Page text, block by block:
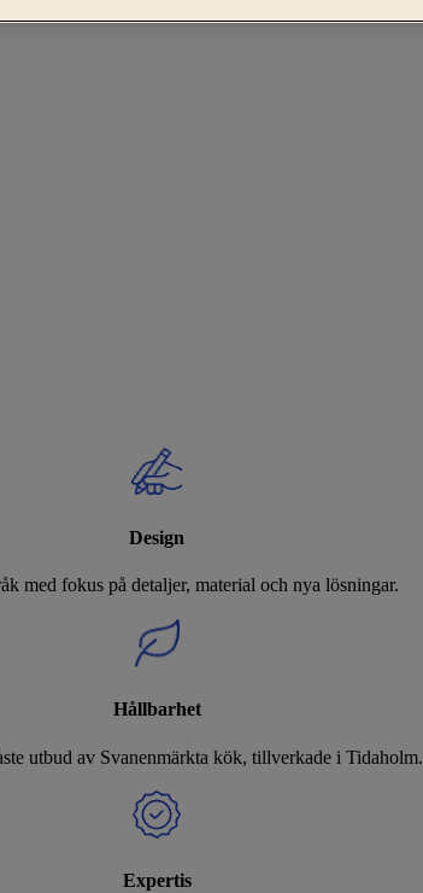
Design
med fokus på detaljer, material och nya lösningar.
Hållbarhet
utbud av Svanenmärkta kök, tillverkade i Tidaholm.
Expertis